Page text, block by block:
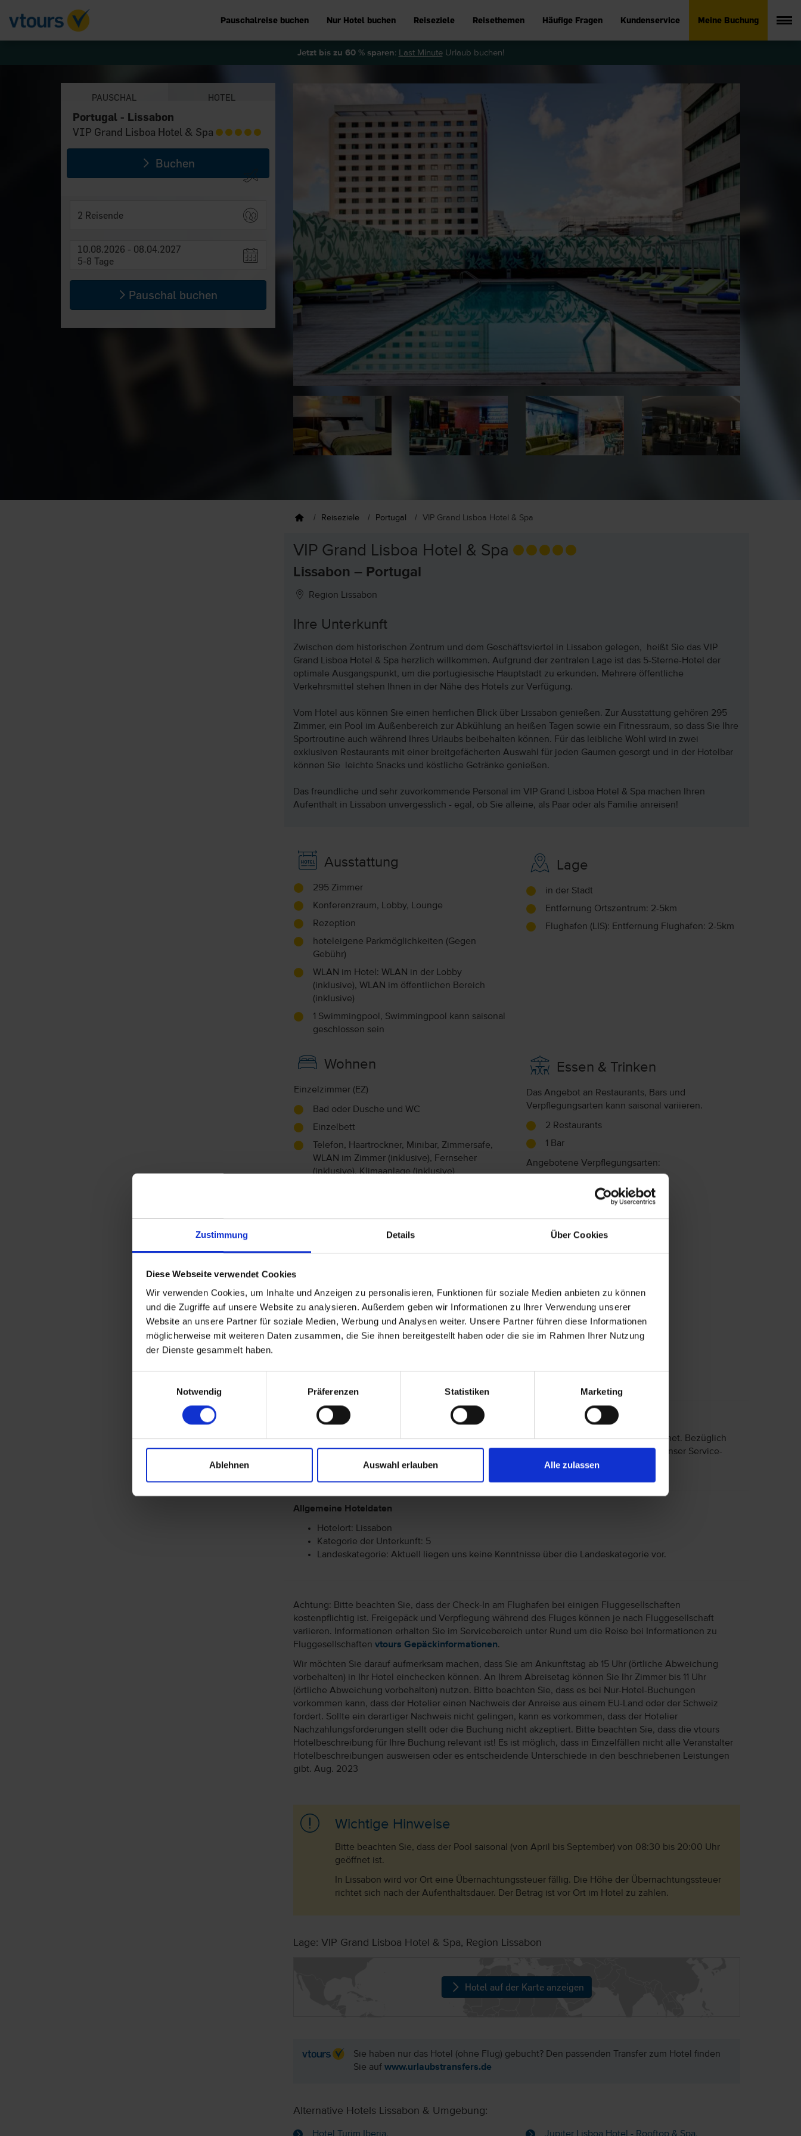
Zustimmung Details Über Cookies
Diese Webseite verwendet Cookies
Wir verwenden Cookies, um Inhalte und Anzeigen zu personalisieren, Funktionen für soziale Medien anbieten zu können
und die Zugriffe auf unsere Website zu analysieren. Außerdem geben wir Informationen zu Ihrer Verwendung unserer
Website an unsere Partner für soziale Medien, Werbung und Analysen weiter. Unsere Partner führen diese Informationen
möglicherweise mit weiteren Daten zusammen, die Sie ihnen bereitgestellt haben oder die sie im Rahmen Ihrer Nutzung
der Dienste gesammelt haben.
Notwendig
Präferenzen Statistiken Marketing
Ablehnen Auswahl erlauben Alle zulassen
Pauschalreise buchen Nur Hotel buchen Reiseziele Reisethemen Häufige Fragen Kundenservice Meine Buchung
Jetzt bis zu 60 % sparen: Last MinuteUrlaub buchen!
PAUSCHAL HOTEL
Portugal - Lissabon
2 Reisende
10.08.2026 - 08.04.2027
5-8 Tage
Pauschal buchen
Portugal - Lissabon
VIP Grand Lisboa Hotel & Spa
Buchen
Reiseziele Portugal VIP Grand Lisboa Hotel & Spa
VIP Grand Lisboa Hotel & Spa
Lissabon – Portugal
Region Lissabon
Ihre Unterkunft
Zwischen dem historischen Zentrum und dem Geschäftsviertel in Lissabon gelegen, heißt Sie das VIP
Grand Lisboa Hotel & Spa herzlich willkommen. Aufgrund der zentralen Lage ist das 5-Sterne-Hotel der
optimale Ausgangspunkt, um die portugiesische Hauptstadt zu erkunden. Mehrere öffentliche
Verkehrsmittel stehen Ihnen in der Nähe des Hotels zur Verfügung.
Vom Hotel aus können Sie einen herrlichen Blick über Lissabon genießen. Zur Ausstattung gehören 295
Zimmer, ein Pool im Außenbereich zur Abkühlung an heißen Tagen sowie ein Fitnessraum, so dass Sie Ihre
Sportroutine auch während Ihres Urlaubs beibehalten können. Für das leibliche Wohl wird in zwei
exklusiven Restaurants mit einer breitgefächerten Auswahl für jeden Gaumen gesorgt und in der Hotelbar
können Sie leichte Snacks und köstliche Getränke genießen.
Das freundliche und sehr zuvorkommende Personal im VIP Grand Lisboa Hotel & Spa machen Ihren
Aufenthalt in Lissabon unvergesslich - egal, ob Sie alleine, als Paar oder als Familie anreisen!
Ausstattung
295 Zimmer
Konferenzraum, Lobby, Lounge
Rezeption
hoteleigene Parkmöglichkeiten (Gegen
Gebühr)
WLAN im Hotel: WLAN in der Lobby
(inklusive), WLAN im öffentlichen Bereich
(inklusive)
1 Swimmingpool, Swimmingpool kann saisonal
geschlossen sein
Lage
in der Stadt
Entfernung Ortszentrum: 2-5km
Flughafen (LIS): Entfernung Flughafen: 2-5km
Wohnen
Einzelzimmer (EZ)
Bad oder Dusche und WC
Einzelbett
Telefon, Haartrockner, Minibar, Zimmersafe,
WLAN im Zimmer (inklusive), Fernseher
(inklusive), Klimaanlage (inklusive)
Bad oder Dusche und WC
(inklusive)
Essen & Trinken
Das Angebot an Restaurants, Bars und
Verpflegungsarten kann saisonal variieren.
2 Restaurants
1 Bar
Angebotene Verpflegungsarten:
Ohne Verpflegung
Sport
Behindertengerechte Ausstattung
Die Reise ist im Allgemeinen nicht für Personen mit eingeschränkter Mobilität geeignet. Bezüglich
genauerer Informationen im Hinblick auf Ihre Bedürfnisse wenden Sie sich bitte an unser Service-
Allgemeine Hoteldaten
Hotelort: Lissabon
Kategorie der Unterkunft: 5
Landeskategorie: Aktuell liegen uns keine Kenntnisse über die Landeskategorie vor.
Achtung: Bitte beachten Sie, dass der Check-In am Flughafen bei einigen Fluggesellschaften
kostenpflichtig ist. Freigepäck und Verpflegung während des Fluges können je nach Fluggesellschaft
variieren. Informationen erhalten Sie im Servicebereich unter Rund um die Reise bei Informationen zu
Fluggesellschaften vtours Gepäckinformationen.
Wir möchten Sie darauf aufmerksam machen, dass Sie am Ankunftstag ab 15 Uhr (örtliche Abweichung
vorbehalten) in Ihr Hotel einchecken können. An Ihrem Abreisetag können Sie Ihr Zimmer bis 11 Uhr
(örtliche Abweichung vorbehalten) nutzen. Bitte beachten Sie, dass es bei Nur-Hotel-Buchungen
vorkommen kann, dass der Hotelier einen Nachweis der Anreise aus einem EU-Land oder der Schweiz
fordert. Sollte ein derartiger Nachweis nicht gelingen, kann es vorkommen, dass der Hotelier
Nachzahlungsforderungen stellt oder die Buchung nicht akzeptiert. Bitte beachten Sie, dass die vtours
Hotelbeschreibung für Ihre Buchung relevant ist! Es ist möglich, dass in Einzelfällen nicht alle Veranstalter
Hotelbeschreibungen ausweisen oder es entscheidende Unterschiede in den beschriebenen Leistungen
gibt. Aug. 2023
Wichtige Hinweise
Bitte beachten Sie, dass der Pool saisonal (von April bis September) von 08:30 bis 20:00 Uhr
geöffnet ist.
In Lissabon wird vor Ort eine Übernachtungssteuer fällig. Die Höhe der Übernachtungssteuer
richtet sich nach der Aufenthaltsdauer. Der Betrag ist vor Ort im Hotel zu zahlen.
Lage: VIP Grand Lisboa Hotel & Spa, Region Lissabon
Hotel auf der Karte anzeigen
Sie haben nur das Hotel (ohne Flug) gebucht? Den passenden Transfer zum Hotel finden
Sie aufwww.urlaubstransfers.de
Alternative Hotels Lissabon & Umgebung:
Hotel Turim Iberia, Jupiter Lisboa Hotel - Rooftop & Spa,